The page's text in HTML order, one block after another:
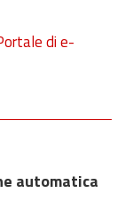
di e-
automatica